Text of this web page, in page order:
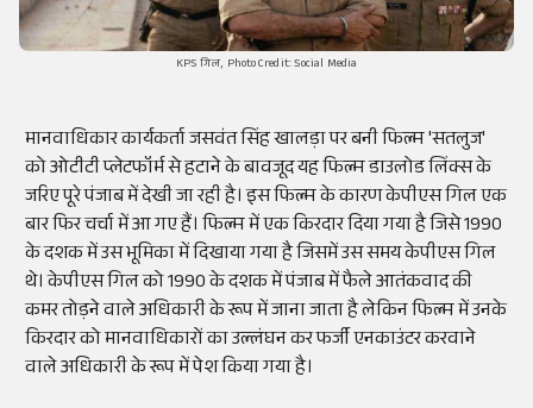
KPS गिल, Photo Credit: Social Media
मानवाधिकार कार्यकर्ता जसवंत सिंह खालड़ा पर बनी फिल्म 'सतलुज'
को ओटीटी प्लेटफॉर्म से हटाने के बावजूद यह फिल्म डाउलोड लिंक्स के
जरिए पूरे पंजाब में देखी जा रही है। इस फिल्म के कारण केपीएस गिल एक
बार फिर चर्चा में आ गए हैं। फिल्म में एक किरदार दिया गया है जिसे 1990
के दशक में उस भूमिका में दिखाया गया है जिसमें उस समय केपीएस गिल
थे। केपीएस गिल को 1990 के दशक में पंजाब में फैले आतंकवाद की
कमर तोड़ने वाले अधिकारी के रूप में जाना जाता है लेकिन फिल्म में उनके
किरदार को मानवाधिकारों का उल्लंघन कर फर्जी एनकाउंटर करवाने
वाले अधिकारी के रूप में पेश किया गया है।